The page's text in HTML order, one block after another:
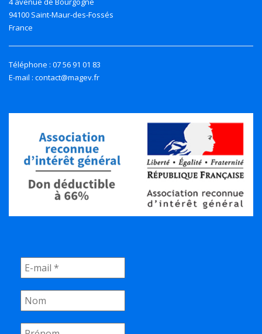
94100 Saint-Maur-des-Fossés
France
Téléphone : 07 56 91 01 83
E-mail : contact@magev.fr